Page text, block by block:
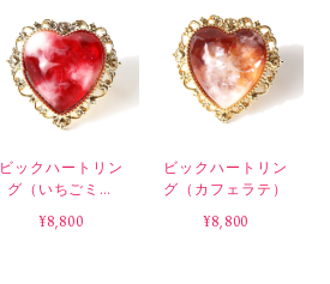
ビックハートリン
グ（いちごミル
ク）
¥8,800
ビックハートリン
グ（カフェラテ）
¥8,800